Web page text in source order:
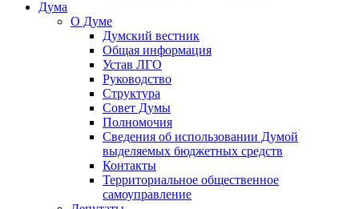
Дума
О Думе
Думский вестник
Общая информация
Устав ЛГО
Руководство
Структура
Совет Думы
Полномочия
Сведения об использовании Думой
выделяемых бюджетных средств
Контакты
Территориальное общественное
самоуправление